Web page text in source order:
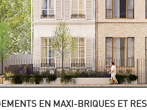
EN MAXI-BRIQUES ET